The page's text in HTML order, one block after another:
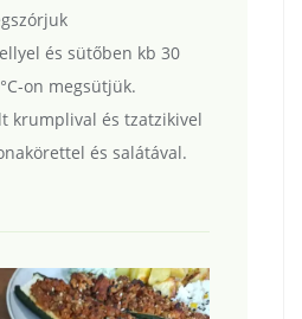
és sütőben kb 30
on megsütjük.
krumplival és tzatzikivel
és salátával.